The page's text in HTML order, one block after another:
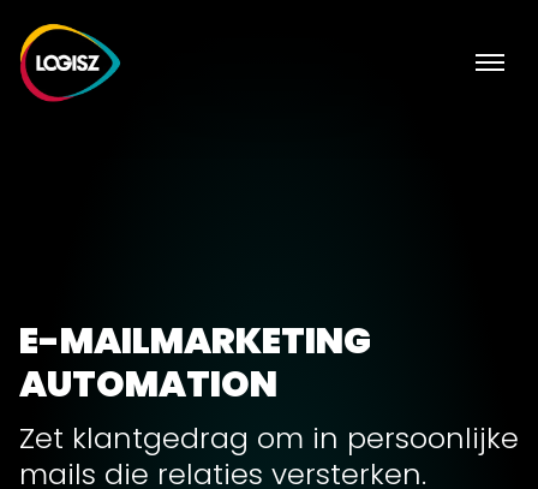
E-MAILMARKETING
AUTOMATION
Zet klantgedrag om in persoonlijke
mails die relaties versterken.